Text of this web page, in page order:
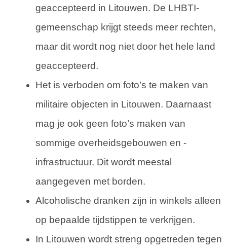
geaccepteerd in Litouwen. De LHBTI-
gemeenschap krijgt steeds meer rechten,
maar dit wordt nog niet door het hele land
geaccepteerd.
Het is verboden om foto’s te maken van
militaire objecten in Litouwen. Daarnaast
mag je ook geen foto’s maken van
sommige overheidsgebouwen en -
infrastructuur. Dit wordt meestal
aangegeven met borden.
Alcoholische dranken zijn in winkels alleen
op bepaalde tijdstippen te verkrijgen.
In Litouwen wordt streng opgetreden tegen